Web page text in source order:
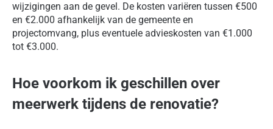
wijzigingen aan de gevel. De kosten variëren tussen €500
en €2.000 afhankelijk van de gemeente en
projectomvang, plus eventuele advieskosten van €1.000
tot €3.000.
Hoe voorkom ik geschillen over
meerwerk tijdens de renovatie?